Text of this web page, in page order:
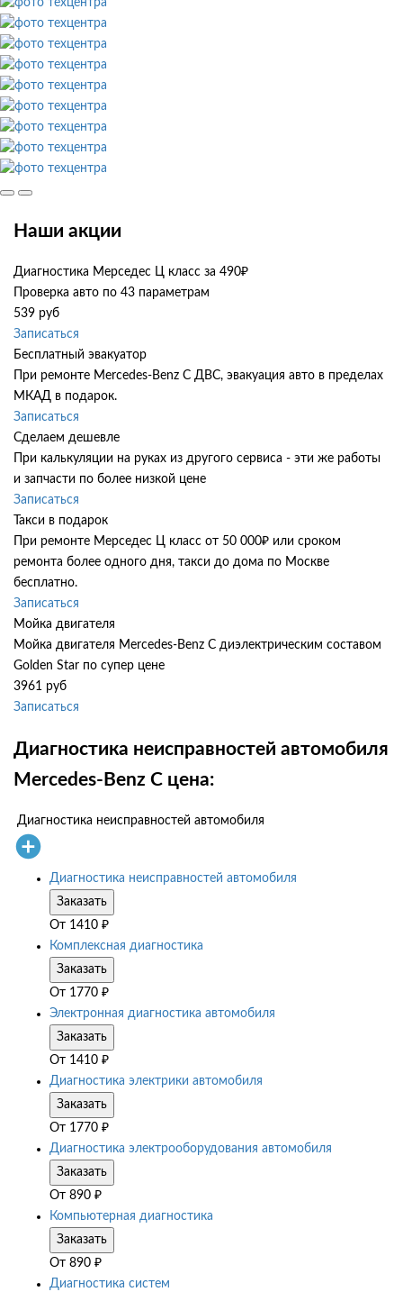
Наши акции
Диагностика Мерседес Ц класс за 490₽
Проверка авто по 43 параметрам
539 руб
Записаться
Бесплатный эвакуатор
При ремонте Mercedes-Benz C ДВС, эвакуация авто в пределах
МКАД в подарок.
Записаться
Сделаем дешевле
При калькуляции на руках из другого сервиса - эти же работы
и запчасти по более низкой цене
Записаться
Такси в подарок
При ремонте Мерседес Ц класс от 50 000₽ или сроком
ремонта более одного дня, такси до дома по Москве
бесплатно.
Записаться
Мойка двигателя
Мойка двигателя Mercedes-Benz C диэлектрическим составом
Golden Star по супер цене
3961 руб
Записаться
Диагностика неисправностей автомобиля
Mercedes-Benz C цена:
Диагностика неисправностей автомобиля
Диагностика неисправностей автомобиля
Заказать
От 1410 ₽
Комплексная диагностика
Заказать
От 1770 ₽
Электронная диагностика автомобиля
Заказать
От 1410 ₽
Диагностика электрики автомобиля
Заказать
От 1770 ₽
Диагностика электрооборудования автомобиля
Заказать
От 890 ₽
Компьютерная диагностика
Заказать
От 890 ₽
Диагностика систем